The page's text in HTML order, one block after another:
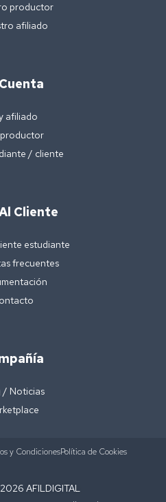
productor
afiliado
afiliado
/ cliente
Cliente
estudiante
frecuentes
/ Noticias
y CondicionesPolítica de Cookies
AFILDIGITAL